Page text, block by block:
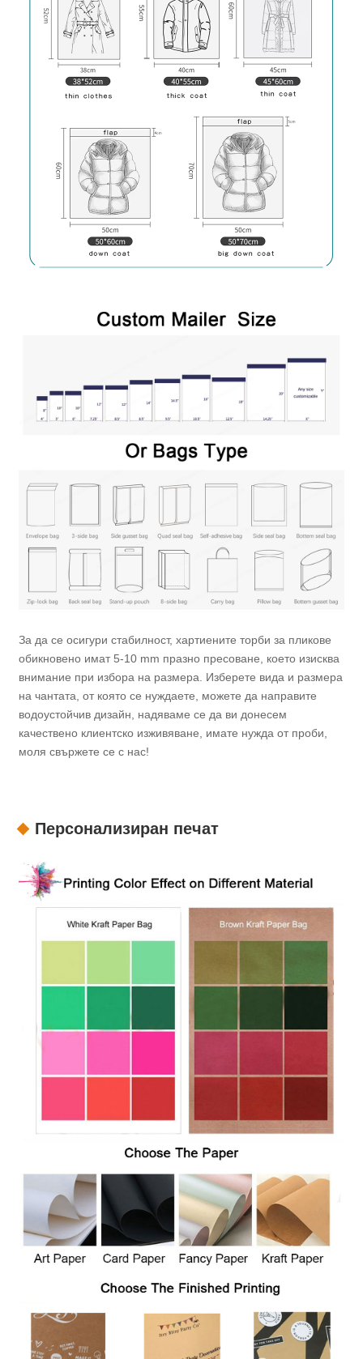
За да се осигури стабилност, хартиените торби за пликове
обикновено имат 5-10 mm празно пресоване, което изисква
внимание при избора на размера. Изберете вида и размера
на чантата, от която се нуждаете, можете да направите
водоустойчив дизайн, надяваме се да ви донесем
качествено клиентско изживяване, имате нужда от проби,
моля свържете се с нас!
Персонализиран печат